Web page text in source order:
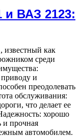
и ВАЗ 2123:
как
среди
и
преодолевать
обслуживания:
что делает ее
хорошо
и прочная
автомобилем.